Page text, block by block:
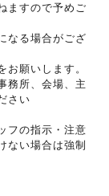
ますので予めご
なる場合がござ
お願いします。
務所、会場、主
さい
フの指示・注意
ない場合は強制